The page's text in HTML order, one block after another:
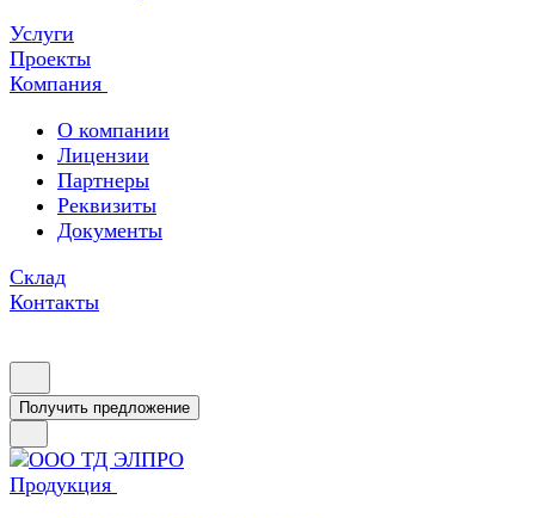
Услуги
Проекты
Компания
О компании
Лицензии
Партнеры
Реквизиты
Документы
Склад
Контакты
Получить предложение
Продукция